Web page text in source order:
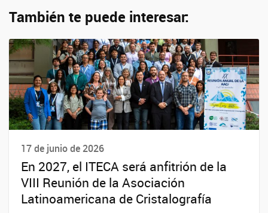
También te puede interesar:
17 de junio de 2026
En 2027, el ITECA será anfitrión de la
VIII Reunión de la Asociación
Latinoamericana de Cristalografía